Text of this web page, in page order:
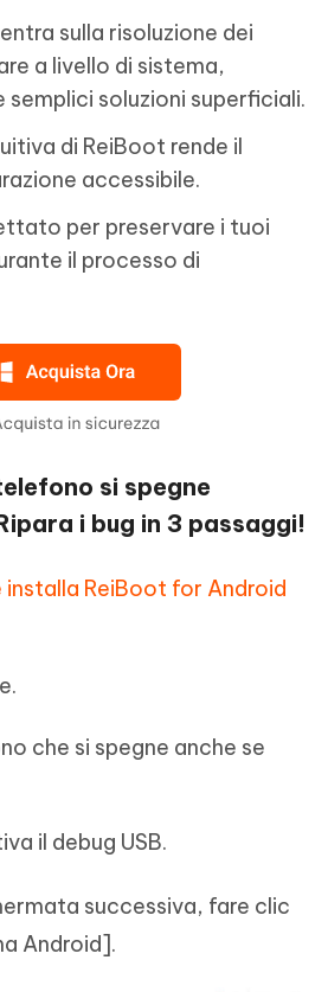
sulla risoluzione dei
a livello di sistema,
semplici soluzioni superficiali.
di ReiBoot rende il
accessibile.
per preservare i tuoi
il processo di
si spegne
i bug in 3 passaggi!
installa ReiBoot for Android
che si spegne anche se
il debug USB.
successiva, fare clic
Android].